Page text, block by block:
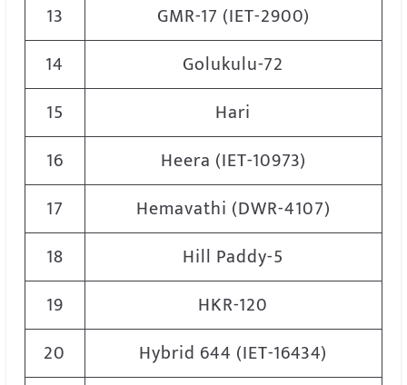
13
GMR-17 (IET-2900)
14
Golukulu-72
15
Hari
16
Heera (IET-10973)
17
Hemavathi (DWR-4107)
18
Hill Paddy-5
19
HKR-120
20
Hybrid 644 (IET-16434)